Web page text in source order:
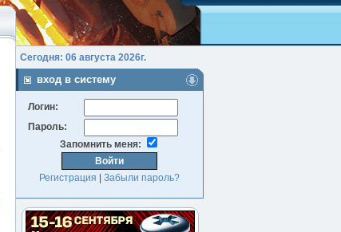
Сегодня: 06 августа 2026г.
вход в систему
Логин:
Пароль:
Запомнить меня:
Регистрация Забыли пароль?